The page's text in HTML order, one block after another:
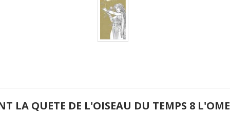
LA QUETE DE L'OISEAU DU TEMPS 8